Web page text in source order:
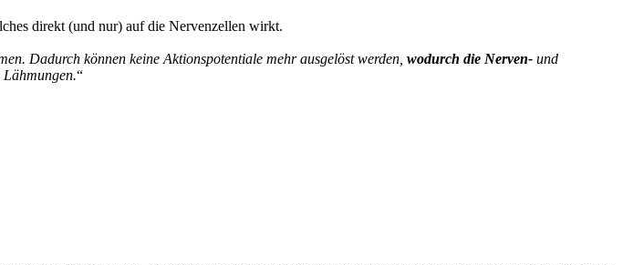
direkt (und nur) auf die Nervenzellen wirkt.
Dadurch können keine Aktionspotentiale mehr ausgelöst werden, wodurch die Nerven- und
“